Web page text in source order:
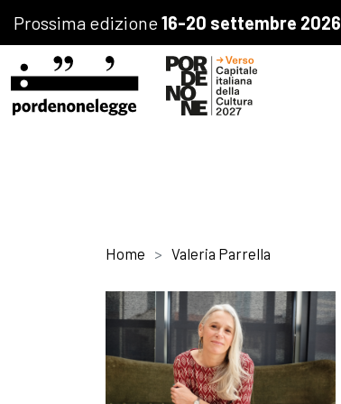
Prossima edizione16-20 settembre 2026
Home Valeria Parrella